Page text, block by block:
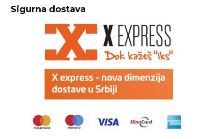
Sigurna dostava